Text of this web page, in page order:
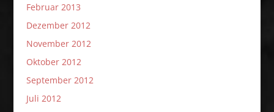
Februar 2013
Dezember 2012
November 2012
Oktober 2012
September 2012
Juli 2012